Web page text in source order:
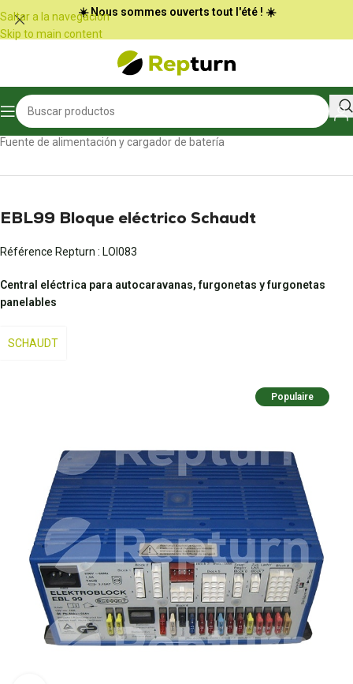
Panel de gestión de cookies
Saltar a la navegación
Skip to main content
☀️ Nous sommes ouverts tout l'été ! ☀️
Inicio/Autocaravanas y furgonetas
Fuente de alimentación y cargador de batería
EBL99 Bloque eléctrico Schaudt
Référence Repturn : LOI083
Central eléctrica para autocaravanas, furgonetas y furgonetas
panelables
SCHAUDT
Populaire